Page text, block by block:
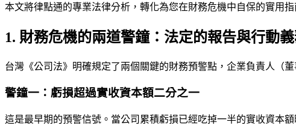
本文將律點通的專業法律分析，轉化為您在財務危機中自保的實用指
1. 財務危機的兩道警鐘：法定的報告與行動
台灣《公司法》明確規定了兩個關鍵的財務預警點，企業負責人（董
警鐘一：虧損超過實收資本額二分之一
這是最早期的預警信號。當公司累積虧損已經吃掉一半的實收資本